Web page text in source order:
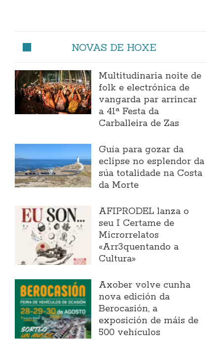
NOVAS DE HOXE
Multitudinaria noite de
folk e electrónica de
vangarda par arrincar
a 41ª Festa da
Carballeira de Zas
Guía para gozar da
eclipse no esplendor da
súa totalidade na Costa
da Morte
AFIPRODEL lanza o
seu I Certame de
Microrrelatos
«Arr3quentando a
Cultura»
Axober volve cunha
nova edición da
Berocasión, a
exposición de máis de
500 vehículos